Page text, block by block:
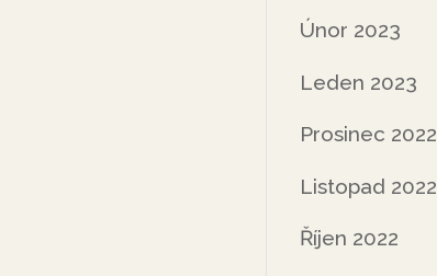
Únor 2023
Leden 2023
Prosinec 2022
Listopad 2022
Říjen 2022